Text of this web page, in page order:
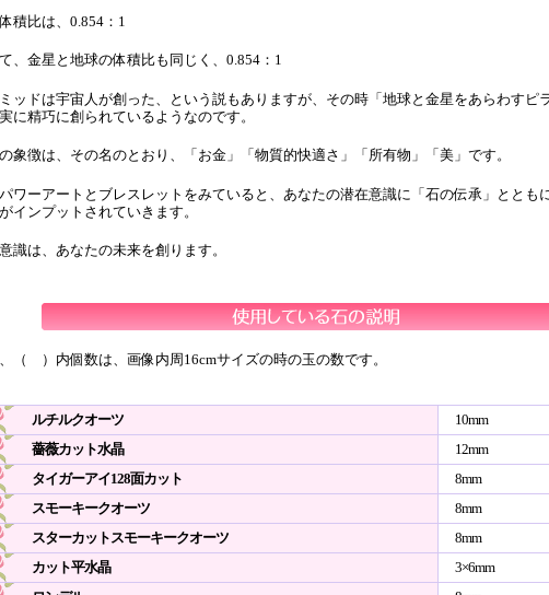
積比は、0.854：1
、金星と地球の体積比も同じく、0.854：1
ッドは宇宙人が創った、という説もありますが、その時「地球と金星をあらわすピ
に精巧に創られているようなのです。
象徴は、その名のとおり、「お金」「物質的快適さ」「所有物」「美」です。
ワーアートとブレスレットをみていると、あなたの潜在意識に「石の伝承」ととも
インプットされていきます。
識は、あなたの未来を創ります。
（ ）内個数は、画像内周16cmサイズの時の玉の数です。
ルチルクオーツ 10mm
薔薇カット水晶
12mm
タイガーアイ128面カット
8mm
スモーキークオーツ
8mm
スターカットスモーキークオーツ
8mm
カット平水晶
3×6mm